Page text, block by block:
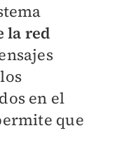
la red
en el
que